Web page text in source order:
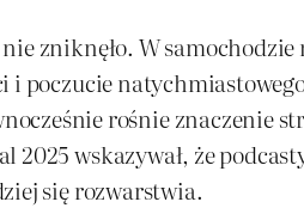
zniknęło. W
poczucie
rośnie znaczenie
wskazywał, że
się rozwarstwia.